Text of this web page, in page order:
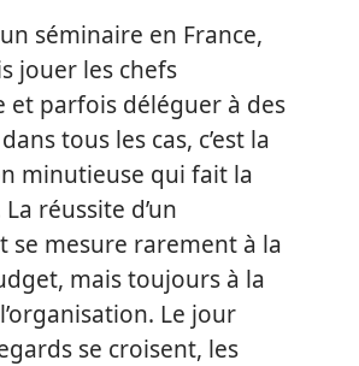
séminaire en France,
jouer les chefs
et parfois déléguer à des
tous les cas, c’est la
minutieuse qui fait la
réussite d’un
se mesure rarement à la
mais toujours à la
Le jour
se croisent, les